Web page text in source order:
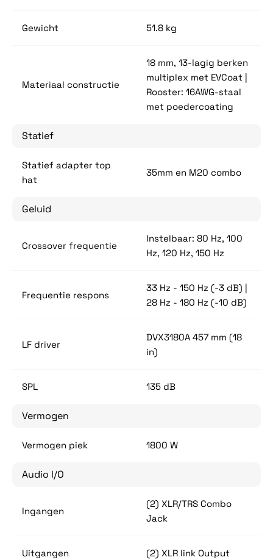
Gewicht 51.8 kg
Materiaal constructie
18 mm, 13-lagig berken
multiplex met EVCoat |
Rooster: 16AWG-staal
met poedercoating
Statief
Statief adapter top
hat
35mm en M20 combo
Geluid
Crossover frequentie
Instelbaar: 80 Hz, 100
Hz, 120 Hz, 150 Hz
Frequentie respons
33 Hz - 150 Hz (-3 dB) |
28 Hz - 180 Hz (-10 dB)
LF driver
DVX3180A 457 mm (18
in)
SPL 135 dB
Vermogen
Vermogen piek 1800 W
Audio I/O
Ingangen
(2) XLR/TRS Combo
Jack
Uitgangen (2) XLR link Output